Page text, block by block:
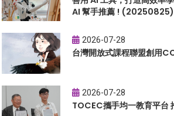
AI 幫手推薦 ! (20250825)
2026-07-28
台灣開放式課程聯盟創用
2026-07-28
TOCEC攜手均一教育平台